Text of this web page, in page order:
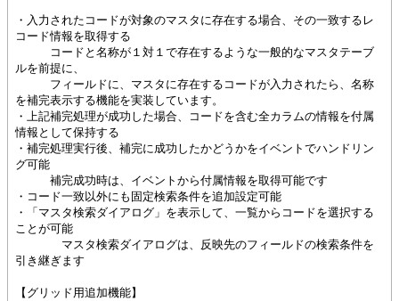
・入力されたコードが対象のマスタに存在する場合、その一致するレ
コード情報を取得する
コードと名称が１対１で存在するような一般的なマスタテーブ
ルを前提に、
フィールドに、マスタに存在するコードが入力されたら、名称
を補完表示する機能を実装しています。
・上記補完処理が成功した場合、コードを含む全カラムの情報を付属
情報として保持する
・補完処理実行後、補完に成功したかどうかをイベントでハンドリン
グ可能
補完成功時は、イベントから付属情報を取得可能です
・コード一致以外にも固定検索条件を追加設定可能
・「マスタ検索ダイアログ」を表示して、一覧からコードを選択する
ことが可能
マスタ検索ダイアログは、反映先のフィールドの検索条件を
引き継ぎます
【グリッド用追加機能】